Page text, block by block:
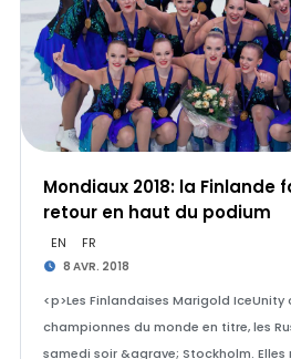
Mondiaux 2018: la Finlande
retour en haut du podium
EN FR
8 AVR. 2018
<p>Les Finlandaises Marigold
championnes du monde en titre, les
samedi soir &agrave; Stockholm.